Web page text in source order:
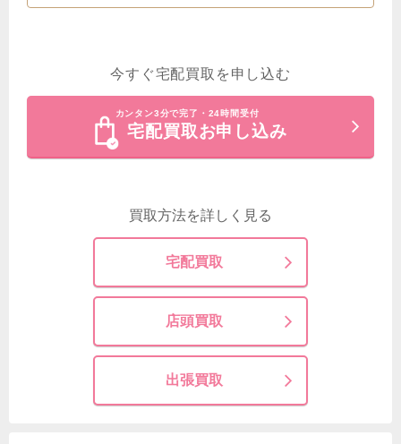
今すぐ宅配買取を申し込む
カンタン3分で完了・24時間受付
宅配買取お申し込み
買取方法を詳しく見る
宅配買取
店頭買取
出張買取